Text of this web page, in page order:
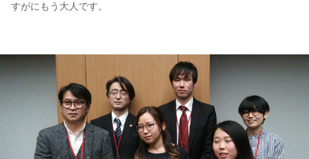
すがにもう大人です。